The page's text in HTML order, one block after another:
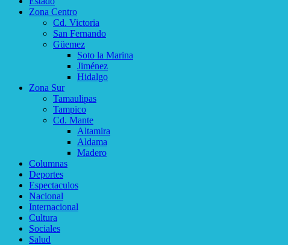
Zona Centro
Cd. Victoria
San Fernando
Güemez
Soto la Marina
Jiménez
Hidalgo
Zona Sur
Tamaulipas
Tampico
Cd. Mante
Altamira
Aldama
Madero
Columnas
Deportes
Espectaculos
Nacional
Internacional
Cultura
Sociales
Salud